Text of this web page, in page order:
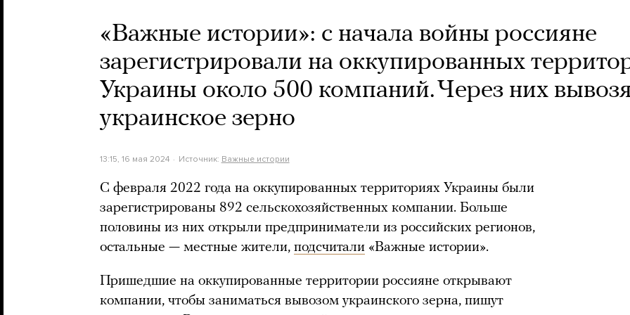
«Важные истории»: с начала войны россияне
зарегистрировали на оккупированных
Украины около 500 компаний. Через них
украинское зерно
13:15, 16 мая 2024 Источник: Важные истории
С февраля 2022 года на оккупированных территориях Украины были
зарегистрированы 892 сельскохозяйственных компании. Больше
половины из них открыли предприниматели из российских регионов,
остальные — местные жители, подсчитали «Важные истории».
Пришедшие на оккупированные территории россияне открывают
компании, чтобы заниматься вывозом украинского зерна, пишут